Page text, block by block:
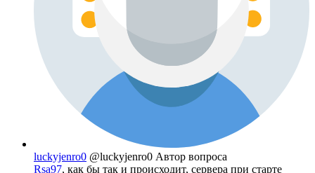
luckyjenro0 @luckyjenro0 Автор вопроса
Rsa97, как бы так и происходит, сервера при старте